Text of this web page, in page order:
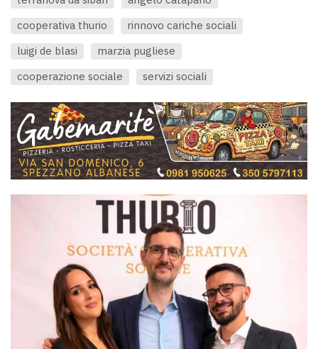
cooperativa thurio
rinnovo cariche sociali
luigi de blasi
marzia pugliese
cooperazione sociale
servizi sociali